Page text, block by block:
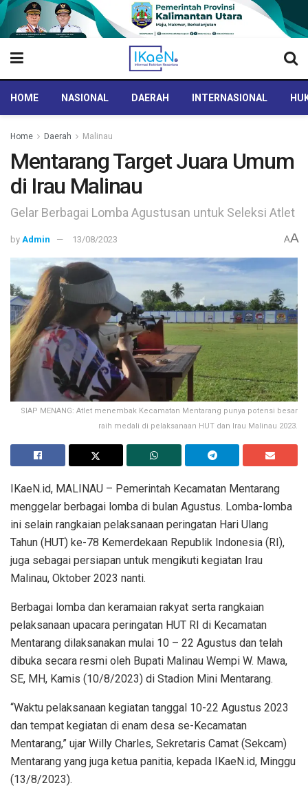
HOME NASIONAL DAERAH INTERNASIONAL
Home Daerah Malinau
Mentarang Target Juara Umum
di Irau Malinau
Gelar Berbagai Lomba Agustusan untuk Seleksi Atlet
by Admin 13/08/2023 AA
SIAP MENANG: Atlet menembak Kecamatan Mentarang punya potensi besar
raih medali di pelaksanaan HUT dan Irau Malinau 2023.
IKaeN.id, MALINAU – Pemerintah Kecamatan Mentarang
menggelar berbagai lomba di bulan Agustus. Lomba-lomba
ini selain rangkaian pelaksanaan peringatan Hari Ulang
Tahun (HUT) ke-78 Kemerdekaan Republik Indonesia (RI),
juga sebagai persiapan untuk mengikuti kegiatan Irau
Malinau, Oktober 2023 nanti.
Berbagai lomba dan keramaian rakyat serta rangkaian
pelaksanaan upacara peringatan HUT RI di Kecamatan
Mentarang dilaksanakan mulai 10 – 22 Agustus dan telah
dibuka secara resmi oleh Bupati Malinau Wempi W. Mawa,
SE, MH, Kamis (10/8/2023) di Stadion Mini Mentarang.
“Waktu pelaksanaan kegiatan tanggal 10-22 Agustus 2023
dan tempat kegiatan di enam desa se-Kecamatan
Mentarang,” ujar Willy Charles, Sekretaris Camat (Sekcam)
Mentarang yang juga ketua panitia, kepada IKaeN.id, Minggu
(13/8/2023).